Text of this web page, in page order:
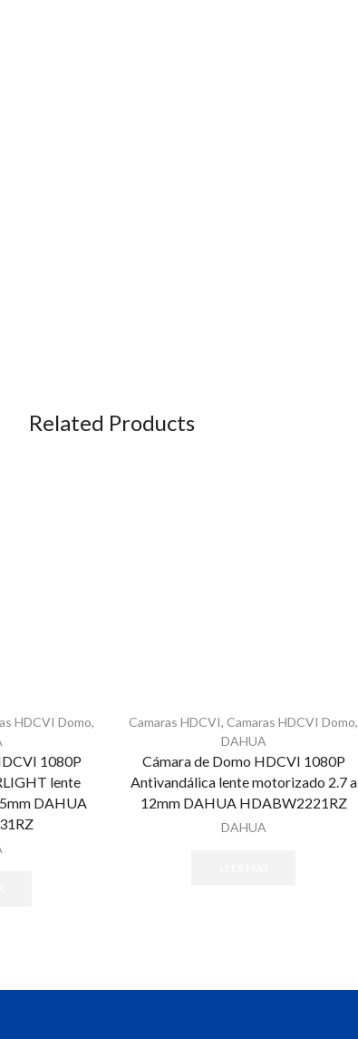
Related Products
HDCVI Domo,
1080P
lente
DAHUA
Camaras HDCVI, Camaras HDCVI Domo,
DAHUA
Cámara de Domo HDCVI 1080P
Antivandálica lente motorizado 2.7 a
12mm DAHUA HDABW2221RZ
DAHUA